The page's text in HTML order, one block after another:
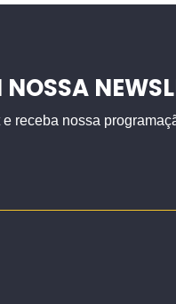
receba nossa